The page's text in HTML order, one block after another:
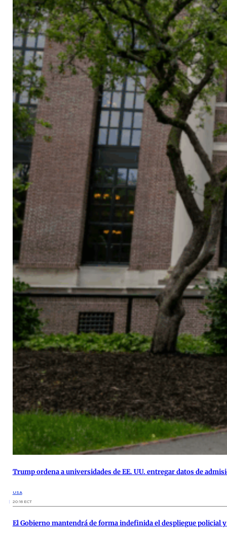
Trump ordena a universidades de EE. UU. entregar datos de
USA
20:16 ECT
El Gobierno mantendrá de forma indefinida el despliegue policial